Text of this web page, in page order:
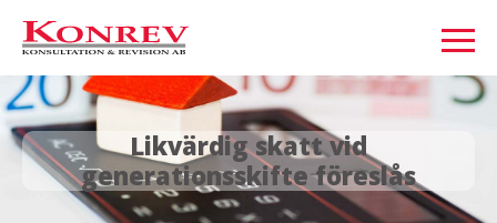
Likvärdig skatt vid
generationsskifte föreslås